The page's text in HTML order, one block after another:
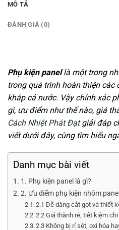
MÔ TẢ
ĐÁNH GIÁ (0)
Phụ kiện panellà một trong
trong quá trình hoàn thiện các
khắp cả nước. Vậy chính xác
gì, ưu điểm như thế nào, giá
Cách Nhiệt Phát Đạtgiải đáp
viết dưới đây, cùng tìm hiểu
Danh mục bài viết
1. Phụ kiện panel là gì?
2. Ưu điểm phụ kiện nhôm panel
2.1 Dễ dàng cắt gọt và thiết
2.2 Giá thành rẻ, tiết kiệm
2.3 Không bị rỉ sét, oxi hóa